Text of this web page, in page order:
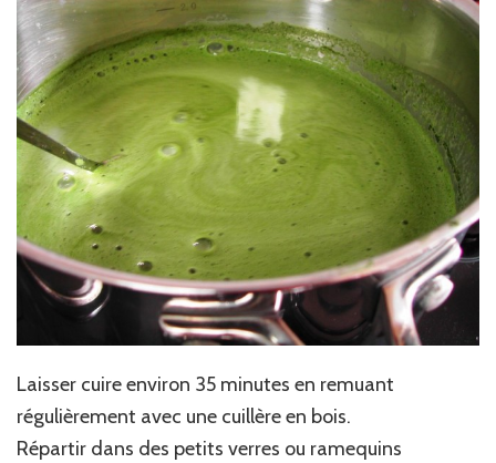
Laisser cuire environ 35 minutes en remuant
régulièrement avec une cuillère en bois.
Répartir dans des petits verres ou ramequins